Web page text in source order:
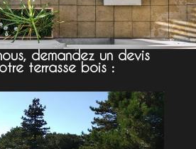
demandez un devis
terrasse bois :